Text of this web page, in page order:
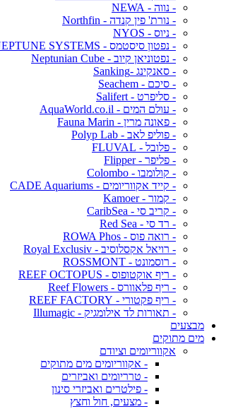
- נווה - NEWA
- נורת' פין קנדה - Northfin
- ניוס - NYOS
- נפטון סיסטמס - NEPTUNE SYSTEMS
- נפטוניאן קיוב - Neptunian Cube
- סאנקינג -Sanking
- סיכם - Seachem
- סליפרט - Salifert
- עולם המים - AquaWorld.co.il
- פאונה מרין - Fauna Marin
- פוליפ לאב - Polyp Lab
- פלובל - FLUVAL
- פליפר - Flipper
- קולומבו - Colombo
- קייד אקווריומים - CADE Aquariums
- קמור - Kamoer
- קריב סי - CaribSea
- רד סי - Red Sea
- רואה פוס - ROWA Phos
- רויאל אקסלוסיב - Royal Exclusiv
- רוסמונט - ROSSMONT
- ריף אוקטופוס - REEF OCTOPUS
- ריף פלאוורס - Reef Flowers
- ריף פקטורי - REEF FACTORY
- תאורות לד אילומגיק - Illumagic
מבצעים
מים מתוקים
אקווריומים וציודם
- אקווריומים מים מתוקים
- טרריומים ואביזרים
- פילטרים ואביזרי סינון
- מצעים, חול וחצץ